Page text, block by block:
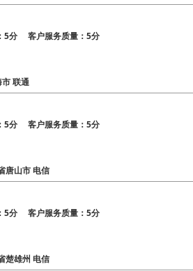
5分 客户服务质量：5分
联通
5分 客户服务质量：5分
山市 电信
5分 客户服务质量：5分
雄州 电信